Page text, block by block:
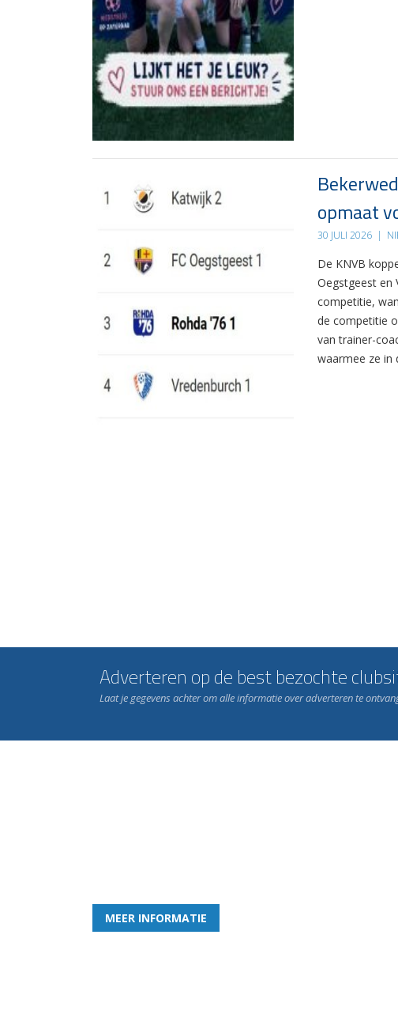
opmaat
30 JULI 2026 |
De KNVB
Oegstgeest en
competitie,
de competitie
van trainer-
waarmee ze
Adverteren op de best bezochte
Laat je gegevens achter om alle informatie over adverteren te
MEER INFORMATIE